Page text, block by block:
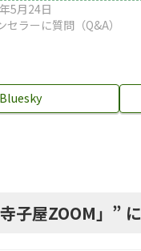
5月24日
セラーに質問（Q&A）
Bluesky
子屋ZOOM」 ”